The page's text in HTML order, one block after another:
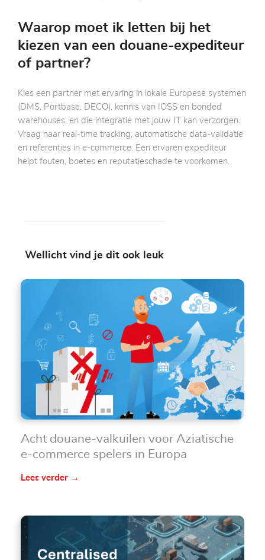
Waarop moet ik letten bij het
kiezen van een douane-expediteur
of partner?
Kies een partner met ervaring in lokale Europese systemen
(DMS, Portbase, DECO), kennis van IOSS en bonded
warehouses, en die integratie met jouw IT kan verzorgen.
Vraag naar real-time tracking, automatische data-validatie
en referenties in e-commerce. Een ervaren expediteur
helpt fouten, boetes en reputatieschade te voorkomen.
Wellicht vind je dit ook leuk
Acht douane-valkuilen voor Aziatische
e-commerce spelers in Europa
Lees verder →